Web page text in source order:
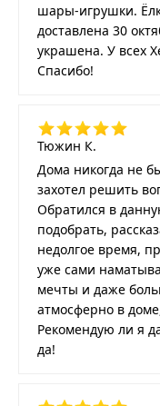
шары-игрушки.
доставлена 30
украшена. У всех
Спасибо!
Тюжин К.
Дома никогда не
захотел решить
Обратился в
подобрать,
недолгое время,
уже сами
мечты и даже
атмосферно в
Рекомендую ли я
да!